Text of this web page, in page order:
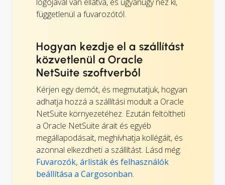
függetlenül a fuvarozótól.
Hogyan kezdje el a szállítást
közvetlenül a Oracle
NetSuite szoftverből
Kérjen egy demót, és megmutatjuk, hogyan
adhatja hozzá a szállítási modult a Oracle
NetSuite környezetéhez. Ezután feltöltheti
a Oracle NetSuite árait és egyéb
megállapodásait, meghívhatja kollégáit, és
azonnal elkezdheti a szállítást. Lásd még:
Fuvarozók, árlisták és felhasználók
beállítása a Cargosonban.